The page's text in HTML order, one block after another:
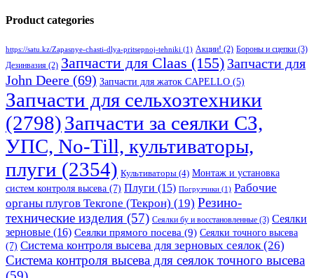
Product categories
https://satu.kz/Zapasnye-chasti-dlya-pritsepnoj-tehniki (1) Акции! (2) Бороны и сцепки (3)
Дезинвазия (2) Запчасти для Claas (155) Запчасти для
John Deere (69) Запчасти для жаток CAPELLO (5)
Запчасти для сельхозтехники
(2798)Запчасти за сеялки СЗ,
УПС, No-Till, культиваторы,
плуги (2354) Культиваторы (4) Монтаж и установка
систем контроля высева (7) Плуги (15) Погрузчики (1) Рабочие
органы плугов Текrоne (Текрон) (19) Резино-
технические изделия (57) Сеялки бу и восстановленные (3) Сеялки
зерновые (16) Сеялки прямого посева (9) Сеялки точного высева
(7) Система контроля высева для зерновых сеялок (26)
Система контроля высева для сеялок точного высева